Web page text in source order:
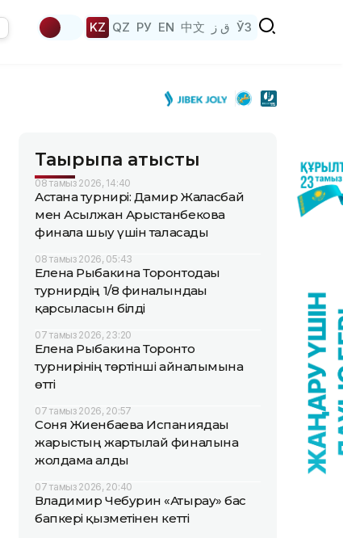
KZ QZ РУ EN 中文 ق ز ЎЗ
Тақырыпқа қатысты
08 тамыз 2026, 14:40
Астана турнирі: Дамир Жалғасбай
мен Асылжан Арыстанбекова
финалға шығу үшін таласады
08 тамыз 2026, 05:43
Елена Рыбакина Торонтодағы
турнирдің 1/8 финалындағы
қарсыласын білді
07 тамыз 2026, 23:20
Елена Рыбакина Торонто
турнирінің төртінші айналымына
өтті
07 тамыз 2026, 20:57
Соня Жиенбаева Испаниядағы
жарыстың жартылай финалына
жолдама алды
07 тамыз 2026, 20:40
Владимир Чебурин «Атырау» бас
бапкері қызметінен кетті